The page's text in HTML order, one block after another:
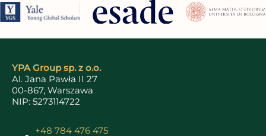
YPA Group sp. z o.o.
Al. Jana Pawła II 27
00-867, Warszawa
NIP: 5273114722
+48 784 476 475